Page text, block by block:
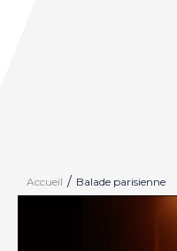
Accueil Balade parisienne